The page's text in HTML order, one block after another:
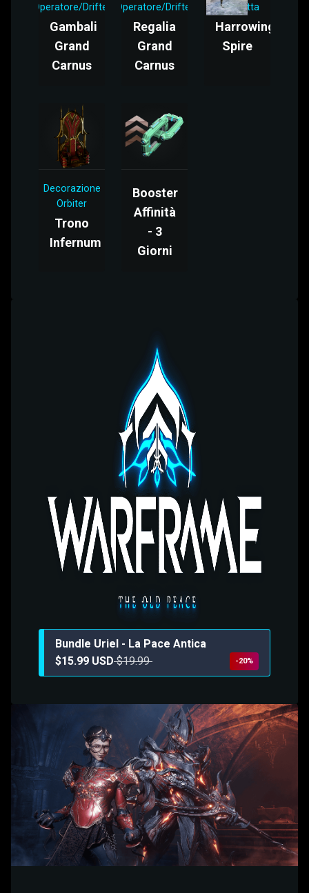
Operatore/Drifter
Gambali
Grand
Carnus
Operatore/Drifter
Regalia
Grand
Carnus
Baionetta
Harrowing
Spire
Decorazione
Orbiter
Trono
Infernum
Booster
Affinità
- 3
Giorni
Bundle Uriel - La Pace Antica
$15.99 USD $19.99 -20%